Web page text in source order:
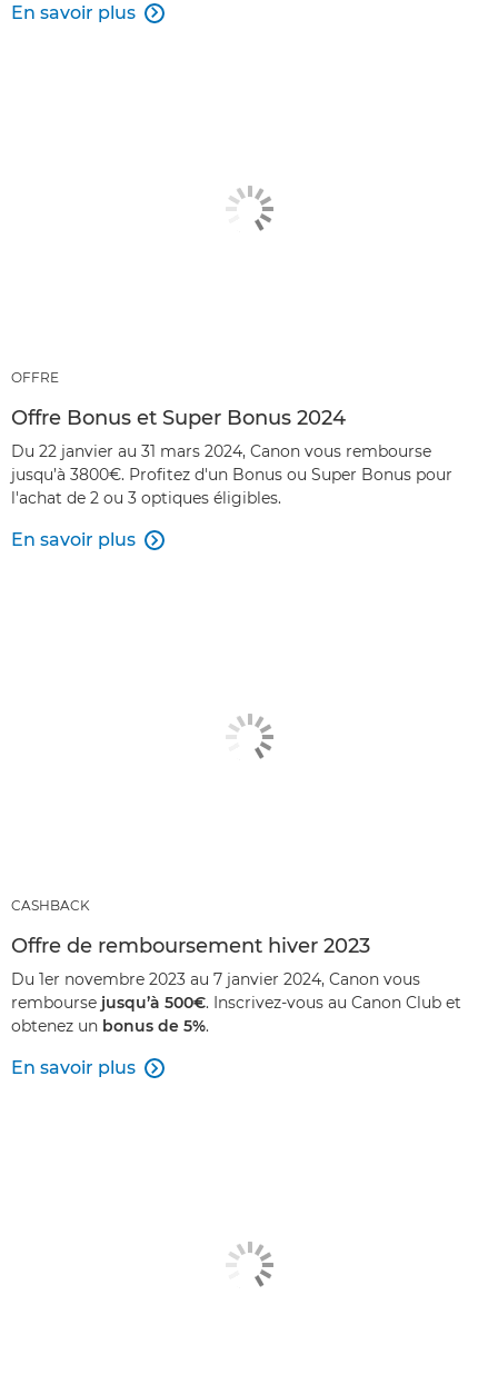
En savoir plus 
OFFRE
Offre Bonus et Super Bonus 2024
Du 22 janvier au 31 mars 2024, Canon vous rembourse
jusqu’à 3800€. Profitez d'un Bonus ou Super Bonus pour
l'achat de 2 ou 3 optiques éligibles.
En savoir plus 
CASHBACK
Offre de remboursement hiver 2023
Du 1er novembre 2023 au 7 janvier 2024, Canon vous
rembourse jusqu’à 500€. Inscrivez-vous au Canon Club et
obtenez un bonus de 5%.
En savoir plus 